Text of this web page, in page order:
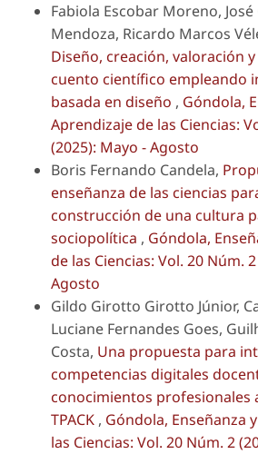
Fabiola Escobar Moreno,
Mendoza, Ricardo Marcos
Diseño, creación, valoración
cuento científico empleando
basada en diseño , Góndola,
Aprendizaje de las Ciencias:
(2025): Mayo - Agosto
Boris Fernando Candela,
enseñanza de las ciencias
construcción de una cultura
sociopolítica , Góndola,
de las Ciencias: Vol. 20 Núm.
Agosto
Gildo Girotto Girotto Júnior,
Luciane Fernandes Goes,
Costa, Una propuesta para
competencias digitales
conocimientos profesionales
TPACK , Góndola, Enseñanza
las Ciencias: Vol. 20 Núm. 2